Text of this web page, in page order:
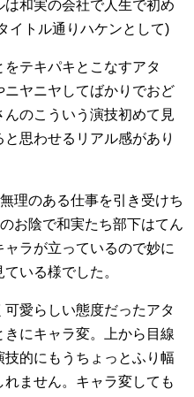
和実の会社で人生で初め
イトル通りハケンとして)
テキパキとこなすアタ
ヤニヤしてばかりでおど
のこういう演技初めて見
思わせるリアル感があり
理のある仕事を引き受けち
お陰で和実たち部下はてん
ラが立っているので妙に
いる様でした。
愛らしい態度だったアタ
にキャラ変。上から目線
的にもうちょっとふり幅
ません。キャラ変しても